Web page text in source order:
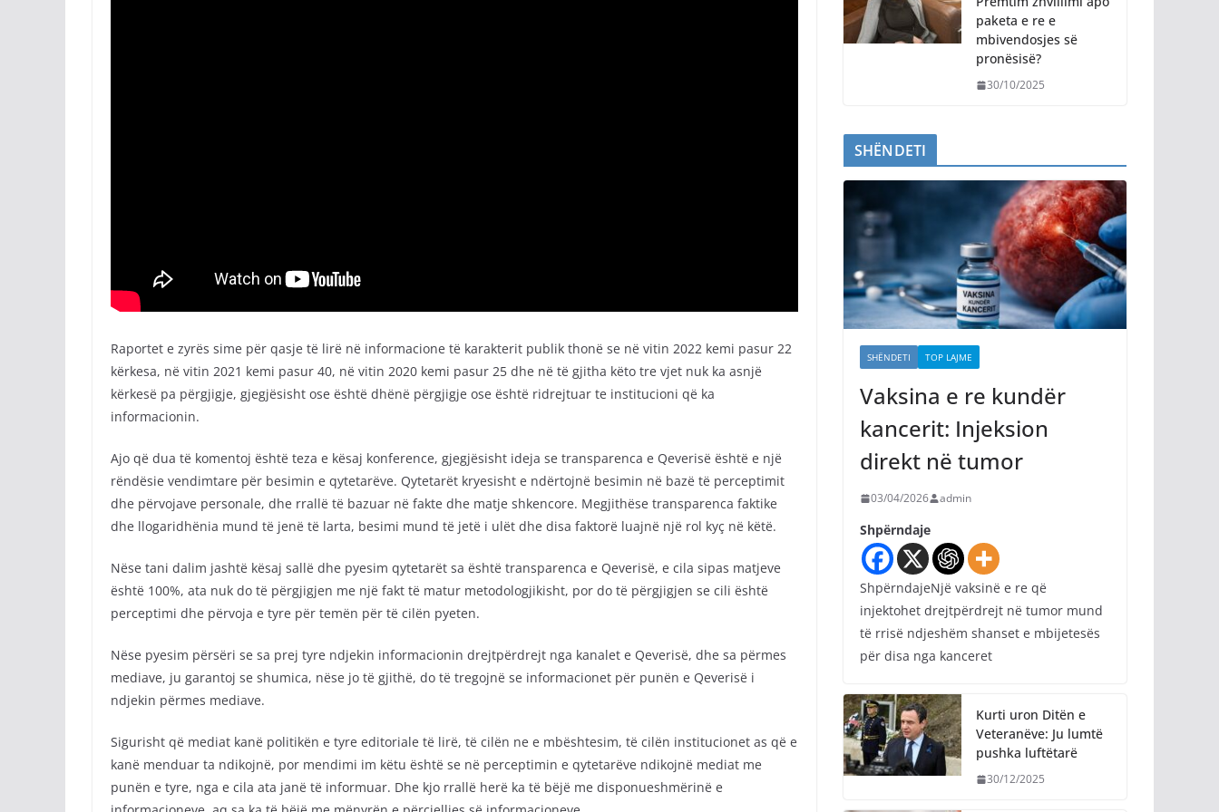
Raportet e zyrës sime për qasje të lirë në informacione të karakterit publik thonë se në vitin 2022 kemi pasur 22
kërkesa, në vitin 2021 kemi pasur 40, në vitin 2020 kemi pasur 25 dhe në të gjitha këto tre vjet nuk ka asnjë
kërkesë pa përgjigje, gjegjësisht ose është dhënë përgjigje ose është ridrejtuar te institucioni që ka
informacionin.
Ajo që dua të komentoj është teza e kësaj konference, gjegjësisht ideja se transparenca e Qeverisë është e një
rëndësie vendimtare për besimin e qytetarëve. Qytetarët kryesisht e ndërtojnë besimin në bazë të perceptimit
dhe përvojave personale, dhe rrallë të bazuar në fakte dhe matje shkencore. Megjithëse transparenca faktike
dhe llogaridhënia mund të jenë të larta, besimi mund të jetë i ulët dhe disa faktorë luajnë një rol kyç në këtë.
Nëse tani dalim jashtë kësaj sallë dhe pyesim qytetarët sa është transparenca e Qeverisë, e cila sipas matjeve
është 100%, ata nuk do të përgjigjen me një fakt të matur metodologjikisht, por do të përgjigjen se cili është
perceptimi dhe përvoja e tyre për temën për të cilën pyeten.
Nëse pyesim përsëri se sa prej tyre ndjekin informacionin drejtpërdrejt nga kanalet e Qeverisë, dhe sa përmes
mediave, ju garantoj se shumica, nëse jo të gjithë, do të tregojnë se informacionet për punën e Qeverisë i
ndjekin përmes mediave.
Sigurisht që mediat kanë politikën e tyre editoriale të lirë, të cilën ne e mbështesim, të cilën institucionet as që e
kanë menduar ta ndikojnë, por mendimi im këtu është se në perceptimin e qytetarëve ndikojnë mediat me
punën e tyre, nga e cila ata janë të informuar. Dhe kjo rrallë herë ka të bëjë me disponueshmërinë e
paketa e re e
mbivendosjes së
pronësisë?
30/10/2025
SHËNDETI
SHËNDETI TOP LAJME
Vaksina e re kundër
kancerit: Injeksion
direkt në tumor
03/04/2026 admin
Shpërndaje
ShpërndajeNjë vaksinë e re që
injektohet drejtpërdrejt në tumor mund
të rrisë ndjeshëm shanset e mbijetesës
për disa nga kanceret
Kurti uron Ditën e
Veteranëve: Ju lumtë
pushka luftëtarë
30/12/2025